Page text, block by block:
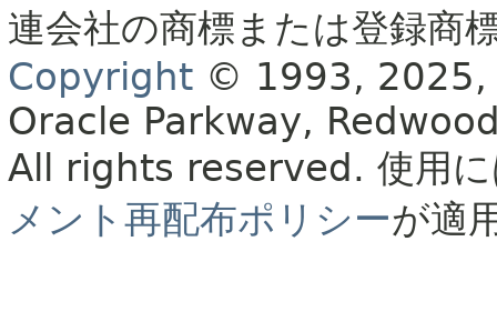
連会社の商標または登録商
Copyright © 1993, 2025,
Oracle Parkway,
All rights reserved. 使用
メント再配布ポリシーが適